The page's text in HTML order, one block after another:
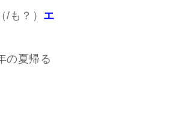
も？） エ
の夏帰る